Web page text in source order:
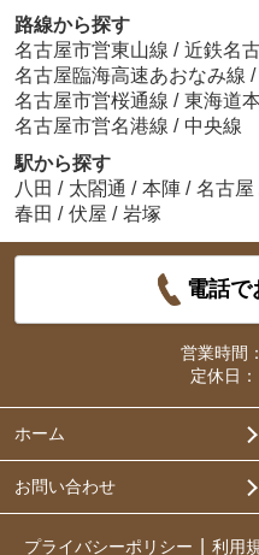
路線から探す
名古屋市営東山線 / 近鉄名
名古屋臨海高速あおなみ線 /
名古屋市営桜通線 / 東海道
名古屋市営名港線 / 中央線
駅から探す
八田 / 太閤通 / 本陣 / 名古屋
春田 / 伏屋 / 岩塚
電話で
営業時間：
定休日：
ホーム
お問い合わせ
プライバシーポリシー 利用